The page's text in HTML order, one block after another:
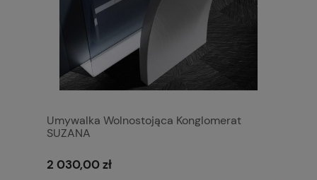
Umywalka Wolnostojąca Konglomerat
SUZANA
2 030,00 zł